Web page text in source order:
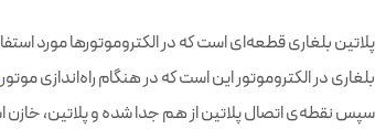
پلاتین بلغاری قطعه‌ای است که در الکتروموتورها مورد
بلغاری در الکتروموتور این است که در هنگام راه‌اندازی
سپس نقطه‌ی اتصال پلاتین از هم جدا شده و پلاتین، خازن